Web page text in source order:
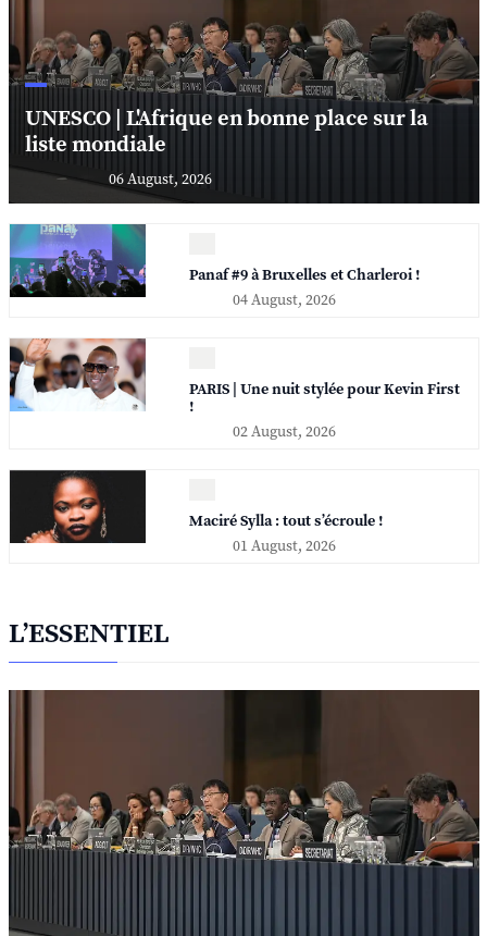
UNESCO | L'Afrique en bonne place sur la
liste mondiale
06 August, 2026
Panaf #9 à Bruxelles et Charleroi !
04 August, 2026
PARIS | Une nuit stylée pour Kevin First
!
02 August, 2026
Maciré Sylla : tout s’écroule !
01 August, 2026
L’ESSENTIEL